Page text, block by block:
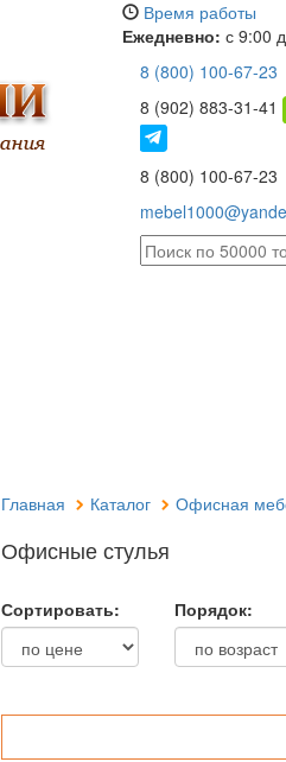
Время работы
Ежедневно: с 9:00
8 (800) 100-67-23
8 (902) 883-31-41
8 (800) 100-67-23
Главная Каталог Офисная
Офисные стулья
Сортировать: Порядок: